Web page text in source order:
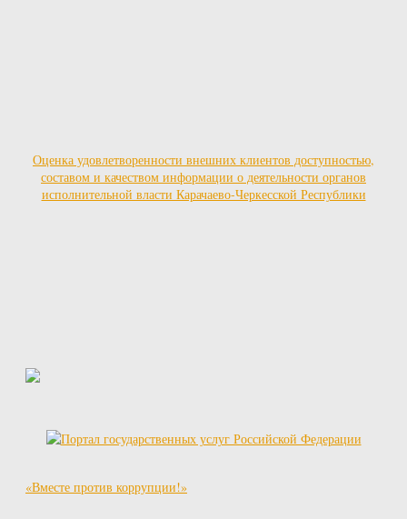
Оценка удовлетворенности внешних клиентов доступностью,
составом и качеством информации о деятельности органов
исполнительной власти Карачаево-Черкесской Республики
«Вместе против коррупции!»